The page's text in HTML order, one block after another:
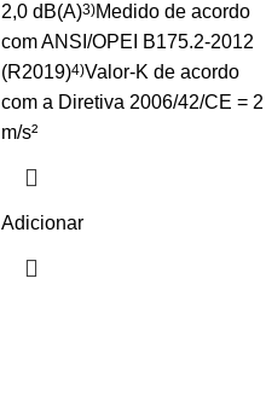
2,0 dB(A)3)Medido de acordo
com ANSI/OPEI B175.2-2012
(R2019)4)Valor-K de acordo
com a Diretiva 2006/42/CE = 2
m/s²
Adicionar